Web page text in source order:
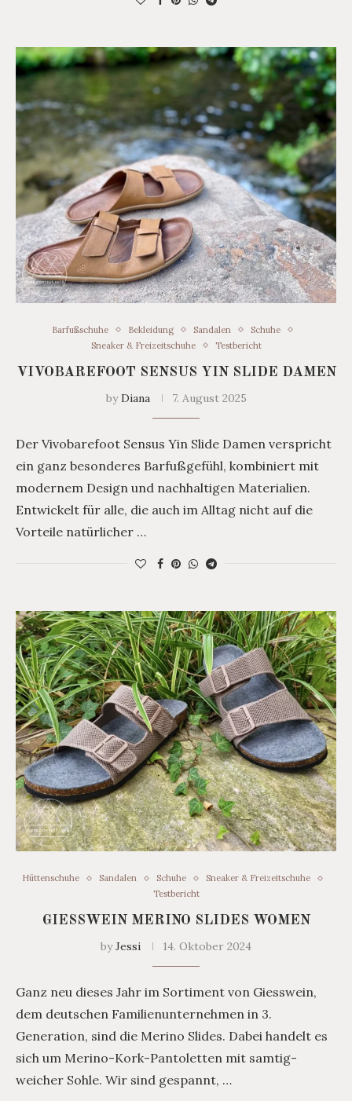
Barfußschuhe Bekleidung Sandalen
Schuhe
Sneaker & Freizeitschuhe
Testbericht
VIVOBAREFOOT SENSUS YIN SLIDE DAMEN
byDiana 7. August 2025
Der Vivobarefoot Sensus Yin Slide Damen verspricht
ein ganz besonderes Barfußgefühl, kombiniert mit
modernem Design und nachhaltigen Materialien.
Entwickelt für alle, die auch im Alltag nicht auf die
Vorteile natürlicher …
Hüttenschuhe Sandalen Schuhe
Sneaker & Freizeitschuhe
Testbericht
GIESSWEIN MERINO SLIDES WOMEN
byJessi 14. Oktober 2024
Ganz neu dieses Jahr im Sortiment von Giesswein,
dem deutschen Familienunternehmen in 3.
Generation, sind die Merino Slides. Dabei handelt es
sich um Merino-Kork-Pantoletten mit samtig-
weicher Sohle. Wir sind gespannt, …